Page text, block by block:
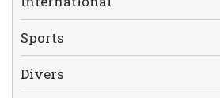
Sports
Divers